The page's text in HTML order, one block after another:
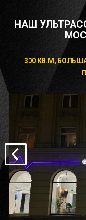
НАШ
300 КВ.М,